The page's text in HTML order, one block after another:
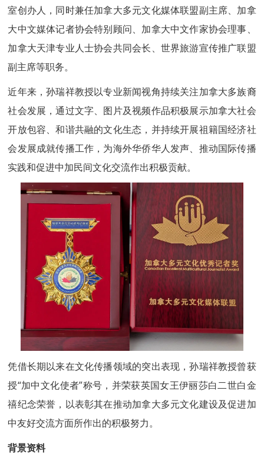
室创办人，同时兼任加拿大多元文化媒体联盟副主席、加拿
大中文媒体记者协会特别顾问、加拿大中文作家协会理事、
加拿大天津专业人士协会共同会长、世界旅游宣传推广联盟
副主席等职务。
近年来，孙瑞祥教授以专业新闻视角持续关注加拿大多族裔
社会发展，通过文字、图片及视频作品积极展示加拿大社会
开放包容、和谐共融的文化生态，并持续开展祖籍国经济社
会发展成就传播工作，为海外华侨华人发声、推动国际传播
实践和促进中加民间文化交流作出积极贡献。
凭借长期以来在文化传播领域的突出表现，孙瑞祥教授曾获
授“加中文化使者”称号，并荣获英国女王伊丽莎白二世白金
禧纪念荣誉，以表彰其在推动加拿大多元文化建设及促进加
中友好交流方面所作出的积极努力。
背景资料